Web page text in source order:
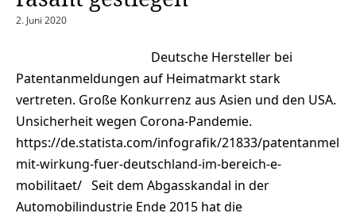
2. Juni 2020
Deutsche Hersteller bei
Patentanmeldungen auf Heimatmarkt stark
vertreten. Große Konkurrenz aus Asien und den USA.
Unsicherheit wegen Corona-Pandemie.
https://de.statista.com/infografik/21833/
mit-wirkung-fuer-deutschland-im-bereich-e-
mobilitaet/ Seit dem Abgasskandal in der
Automobilindustrie Ende 2015 hat die